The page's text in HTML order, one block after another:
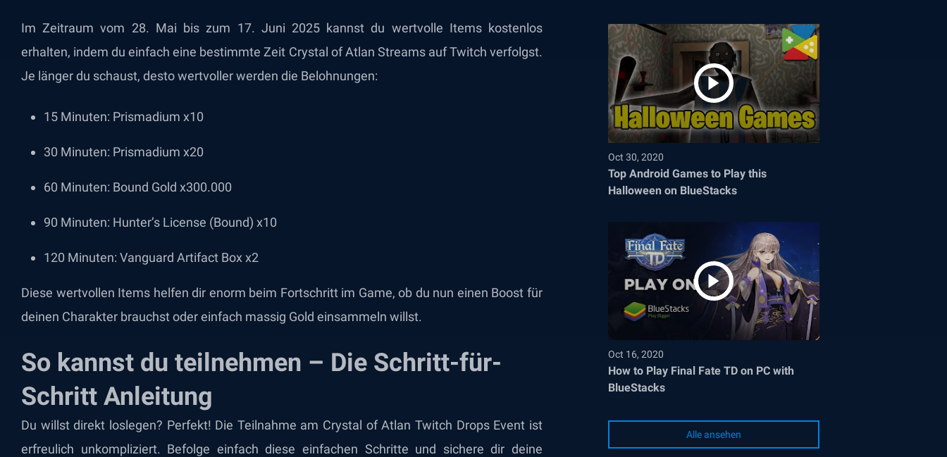
Im Zeitraum vom 28. Mai bis zum 17. Juni 2025 kannst du wertvolle Items kostenlos
erhalten, indem du einfach eine bestimmte Zeit Crystal of Atlan Streams auf Twitch verfolgst.
Je länger du schaust, desto wertvoller werden die Belohnungen:
15 Minuten: Prismadium x10
30 Minuten: Prismadium x20
60 Minuten: Bound Gold x300.000
90 Minuten: Hunter’s License (Bound) x10
120 Minuten: Vanguard Artifact Box x2
Diese wertvollen Items helfen dir enorm beim Fortschritt im Game, ob du nun einen Boost für
deinen Charakter brauchst oder einfach massig Gold einsammeln willst.
So kannst du teilnehmen – Die Schritt-für-
Schritt Anleitung
Du willst direkt loslegen? Perfekt! Die Teilnahme am Crystal of Atlan Twitch Drops Event ist
erfreulich unkompliziert. Befolge einfach diese einfachen Schritte und sichere dir deine
Oct 30, 2020
Top Android Games to Play this
Halloween on BlueStacks
Oct 16, 2020
How to Play Final Fate TD on PC with
BlueStacks
Alle ansehen